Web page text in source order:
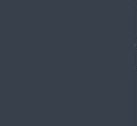
contar con adeudos en el
Para registrarse y participar deben
de WhatsApp al 6623474870,
“Hermosillense cumplido” y seguir
día 20 de septiembre será la